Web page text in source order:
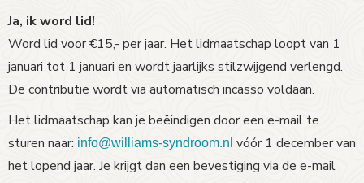
Ja, ik word lid!
Word lid voor €15,- per jaar. Het lidmaatschap loopt van 1
januari tot 1 januari en wordt jaarlijks stilzwijgend verlengd.
De contributie wordt via automatisch incasso voldaan.
Het lidmaatschap kan je beëindigen door een e-mail te
sturen naar: ofni@williams-syndroom.nl vóór 1 december van
het lopend jaar. Je krijgt dan een bevestiging via de e-mail